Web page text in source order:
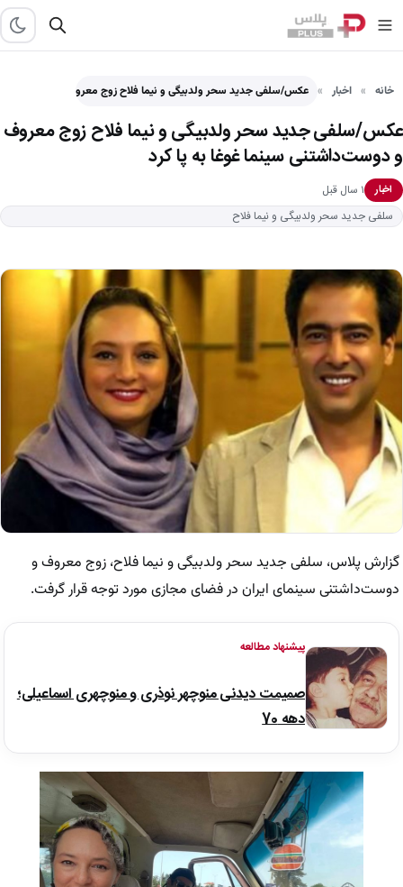
خانه اخبار عکس/سلفی جدید سحر ولدبیگی و نیما فلاح زوج معروف و…
عکس/سلفی جدید سحر ولدبیگی و نیما فلاح زوج معروف
و دوست‌داشتنی سینما غوغا به پا کرد
اخبار
۱ سال قبل
سلفی جدید سحر ولدبیگی و نیما فلاح
گزارش پلاس، سلفی جدید سحر ولدبیگی و نیما فلاح، زوج معروف و
دوست‌داشتنی سینمای ایران در فضای مجازی مورد توجه قرار گرفت.
پیشنهاد مطالعه
صمیمت دیدنی منوچهر نوذری و منوچهری اسماعیلی؛
دهه 70